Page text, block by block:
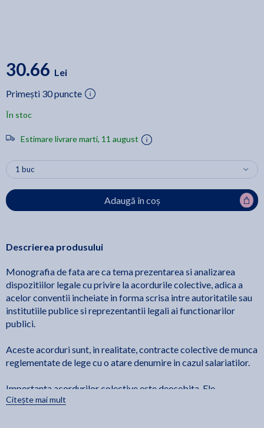
30.66 Lei
Primești 30 puncte
În stoc
Estimare livrare marti, 11 august
Adaugă în coș
Descrierea produsului
Monografia de fata are ca tema prezentarea si analizarea
dispozitiilor legale cu privire la acordurile colective, adica a
acelor conventii incheiate in forma scrisa intre autoritatile sau
institutiile publice si reprezentantii legali ai functionarilor
publici.
Aceste acorduri sunt, in realitate, contracte colective de munca
reglementate de lege cu o atare denumire in cazul salariatilor.
Importanta acordurilor colective este deosebita. Ele
influenteaza dreptul functiei publice; prin incheierea lor, acest
Citește mai mult